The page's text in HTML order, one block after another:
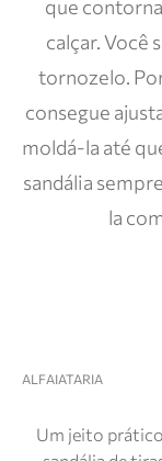
que
calçar. Você
tornozelo.
consegue
moldá-la até
sandália
la
ALFAIATARIA
Um jeito